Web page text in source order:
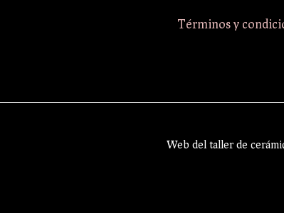
Términos y
Web del taller de